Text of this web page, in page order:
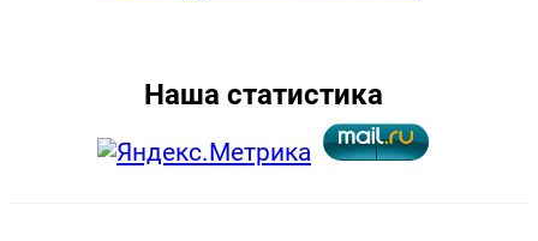
Наша статистика